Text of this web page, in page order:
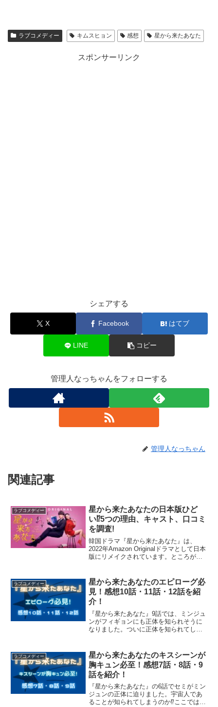
ラブコメディー キムスヒョン 感想 星から来たあなた
スポンサーリンク
シェアする
X Facebook はてブ
LINE コピー
管理人なっちゃんをフォローする
管理人なっちゃん
関連記事
ラブコメディー
星から来たあなたの日本版ひど
い⁉5つの理由、キャスト、口コミ
を調査!
韓国ドラマ『星から来たあなた』は、
2022年Amazon Originalドラマとして日本
版にリメイクされています。ところが、
ような声が出てきたのか気になりますよ
ね？こ...
ラブコメディー
星から来たあなたのエピローグ必
見！感想10話・11話・12話を紹
介！
『星から来たあなた』9話では、ミンジュ
ンがフィギョンにも正体を知られそうに
なりました。ついに正体を知られてしま
想を紹介します！
ラブコメディー
星から来たあなたのキスシーンが
胸キュン必至！感想7話・8話・9
話を紹介！
『星から来たあなた』の6話でセミがミン
ジュンの正体に迫りました。宇宙人であ
ることが知られてしまうのか⁉ここでは、